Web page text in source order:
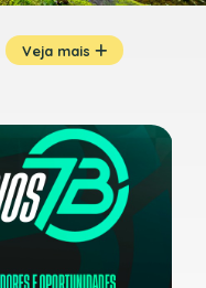
Veja mais